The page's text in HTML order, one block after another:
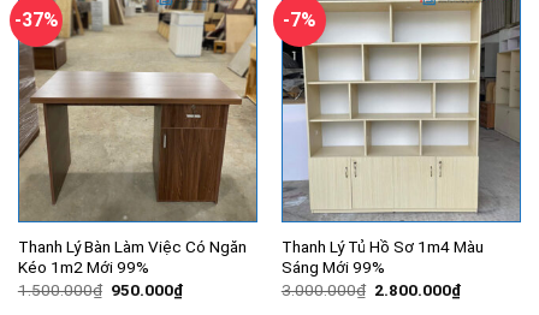
-37%
Thanh Lý Bàn Làm Việc Có Ngăn
Kéo 1m2 Mới 99%
1.500.000₫ Giá
950.000₫Giá
hiện
-7%
Thanh Lý Tủ Hồ Sơ 1m4 Màu
Sáng Mới 99%
3.000.000₫ Giá
2.800.000₫Giá
hiện